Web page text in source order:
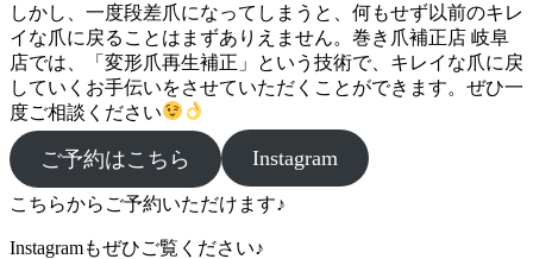
しかし、一度段差爪になってしまうと、何もせず以前のキレ
イな爪に戻ることはまずありえません。巻き爪補正店 岐阜
店では、「変形爪再生補正」という技術で、キレイな爪に戻
していくお手伝いをさせていただくことができます。ぜひ一
度ご相談ください
ご予約はこちら Instagram
こちらからご予約いただけます♪
Instagramもぜひご覧ください♪